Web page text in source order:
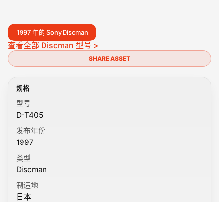
1997 年的 Sony Discman
查看全部 Discman 型号 >
SHARE ASSET
规格
型号
D-T405
发布年份
1997
类型
Discman
制造地
日本